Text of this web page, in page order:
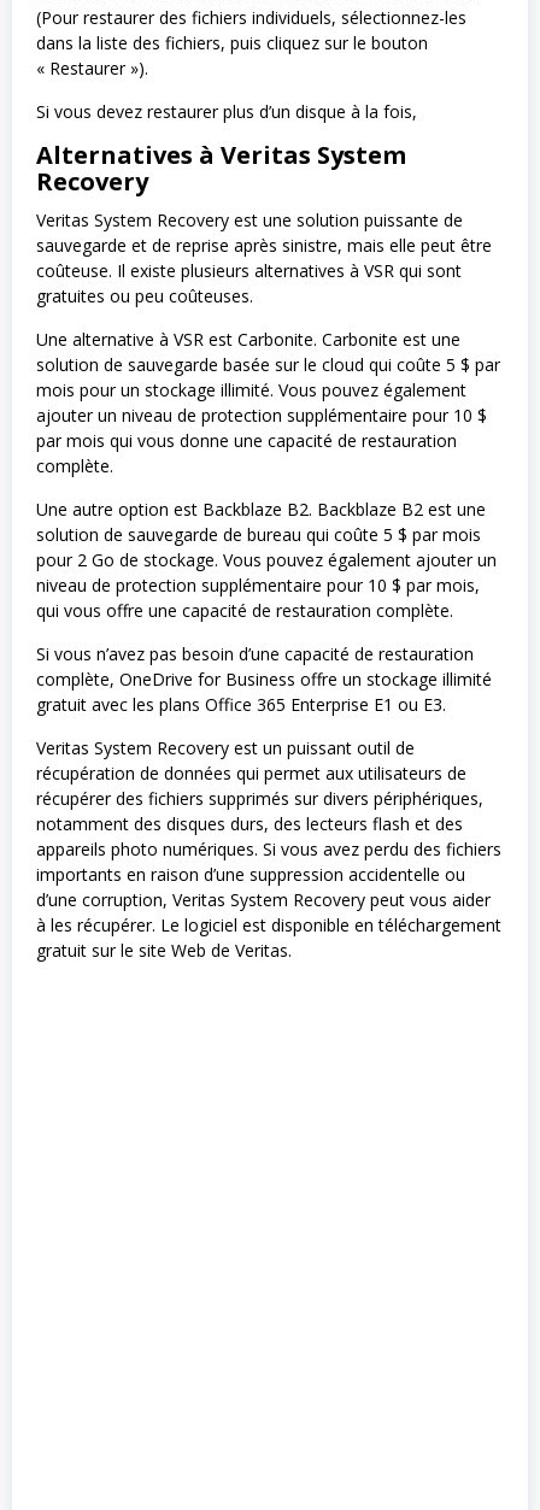
(Pour restaurer des fichiers individuels, sélectionnez-les
dans la liste des fichiers, puis cliquez sur le bouton
« Restaurer »).
Si vous devez restaurer plus d’un disque à la fois,
Alternatives à Veritas System
Recovery
Veritas System Recovery est une solution puissante de
sauvegarde et de reprise après sinistre, mais elle peut être
coûteuse. Il existe plusieurs alternatives à VSR qui sont
gratuites ou peu coûteuses.
Une alternative à VSR est Carbonite. Carbonite est une
solution de sauvegarde basée sur le cloud qui coûte 5 $ par
mois pour un stockage illimité. Vous pouvez également
ajouter un niveau de protection supplémentaire pour 10 $
par mois qui vous donne une capacité de restauration
complète.
Une autre option est Backblaze B2. Backblaze B2 est une
solution de sauvegarde de bureau qui coûte 5 $ par mois
pour 2 Go de stockage. Vous pouvez également ajouter un
niveau de protection supplémentaire pour 10 $ par mois,
qui vous offre une capacité de restauration complète.
Si vous n’avez pas besoin d’une capacité de restauration
complète, OneDrive for Business offre un stockage illimité
gratuit avec les plans Office 365 Enterprise E1 ou E3.
Veritas System Recovery est un puissant outil de
récupération de données qui permet aux utilisateurs de
récupérer des fichiers supprimés sur divers périphériques,
notamment des disques durs, des lecteurs flash et des
appareils photo numériques. Si vous avez perdu des fichiers
importants en raison d’une suppression accidentelle ou
d’une corruption, Veritas System Recovery peut vous aider
à les récupérer. Le logiciel est disponible en téléchargement
gratuit sur le site Web de Veritas.